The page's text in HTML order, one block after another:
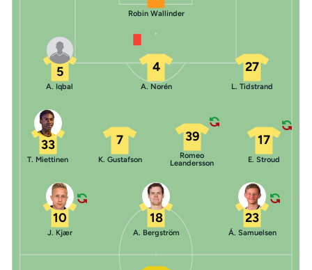
Robin Wallinder
27
L. Tidstrand
4
A. Norén
5
A. Iqbal
17
E. Stroud
39
Romeo
Leandersson
7
K. Gustafson
33
T. Miettinen
23
Á. Samuelsen
18
A. Bergström
10
J. Kjær